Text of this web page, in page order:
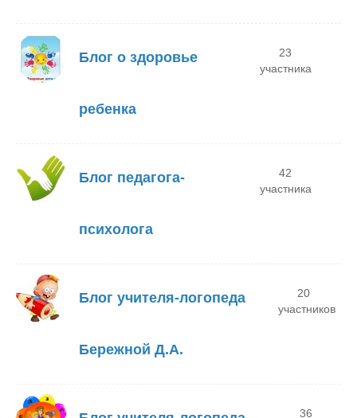
Блог о здоровье
ребенка
23
участника
Блог педагога-
психолога
42
участника
Блог учителя-логопеда
Бережной Д.А.
20
участников
36